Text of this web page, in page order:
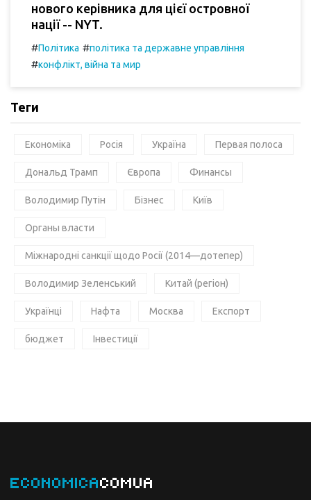
нового керівника для цієї островної
нації -- NYT.
#Політика #політика та державне управління
#конфлікт, війна та мир
Теги
Економіка Росія Україна Первая полоса
Дональд Трамп Європа Финансы
Володимир Путін Бізнес Київ
Органы власти
Міжнародні санкції щодо Росії (2014—дотепер)
Володимир Зеленський Китай (регіон)
Українці Нафта Москва Експорт
бюджет Інвестиції
ECONOMICACOMUA